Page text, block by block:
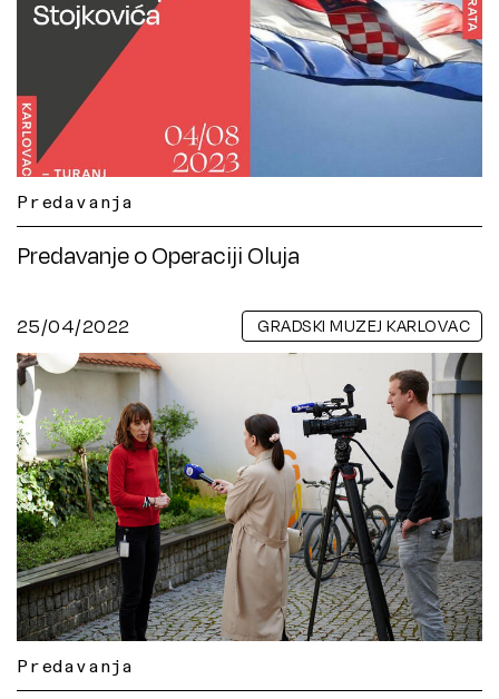
Predavanja
Predavanje o Operaciji Oluja
25/04/2022 GRADSKI MUZEJ KARLOVAC
Predavanja